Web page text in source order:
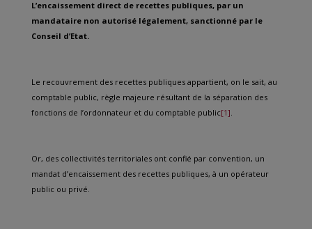
L’encaissement direct de recettes publiques, par un
mandataire non autorisé légalement, sanctionné par le
Conseil d’Etat.
Le recouvrement des recettes publiques appartient, on le sait, au
comptable public, règle majeure résultant de la séparation des
fonctions de l’ordonnateur et du comptable public[1].
Or, des collectivités territoriales ont confié par convention, un
mandat d’encaissement des recettes publiques, à un opérateur
public ou privé.